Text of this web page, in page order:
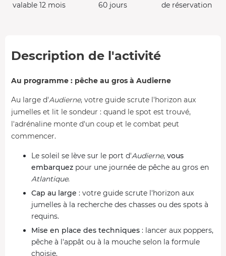
valable 12 mois
60 jours
de réservation
Description de l'activité
Au programme : pêche au gros à Audierne
Au large d'Audierne, votre guide scrute l'horizon aux
jumelles et lit le sondeur : quand le spot est trouvé,
l'adrénaline monte d'un coup et le combat peut
commencer.
Le soleil se lève sur le port d'Audierne, vous
embarquez pour une journée de pêche au gros en
Atlantique.
Cap au large : votre guide scrute l'horizon aux
jumelles à la recherche des chasses ou des spots à
requins.
Mise en place des techniques : lancer aux poppers,
pêche à l'appât ou à la mouche selon la formule
choisie.